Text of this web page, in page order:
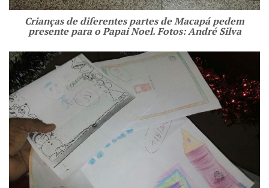
Crianças de diferentes partes de Macapá pedem
presente para o Papai Noel. Fotos: André Silva